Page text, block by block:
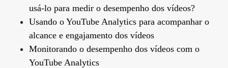
usá-lo para medir o desempenho dos vídeos?
Usando o YouTube Analytics para acompanhar o
alcance e engajamento dos vídeos
Monitorando o desempenho dos vídeos com o
YouTube Analytics